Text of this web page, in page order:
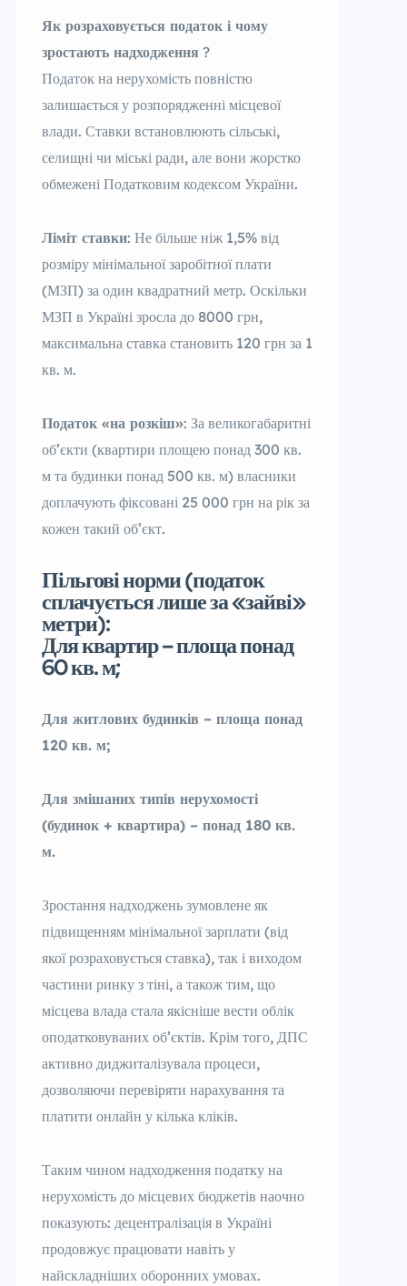
Як розраховується податок і чому
зростають надходження ?
Податок на нерухомість повністю
залишається у розпорядженні місцевої
влади. Ставки встановлюють сільські,
селищні чи міські ради, але вони жорстко
обмежені Податковим кодексом України.
Ліміт ставки: Не більше ніж 1,5% від
розміру мінімальної заробітної плати
(МЗП) за один квадратний метр. Оскільки
МЗП в Україні зросла до 8000 грн,
максимальна ставка становить 120 грн за 1
кв. м.
Податок «на розкіш»: За великогабаритні
об’єкти (квартири площею понад 300 кв.
м та будинки понад 500 кв. м) власники
доплачують фіксовані 25 000 грн на рік за
кожен такий об’єкт.
Пільгові норми (податок
сплачується лише за «зайві»
метри):
Для квартир – площа понад
60 кв. м;
Для житлових будинків – площа понад
120 кв. м;
Для змішаних типів нерухомості
(будинок + квартира) – понад 180 кв.
м.
Зростання надходжень зумовлене як
підвищенням мінімальної зарплати (від
якої розраховується ставка), так і виходом
частини ринку з тіні, а також тим, що
місцева влада стала якісніше вести облік
оподатковуваних об’єктів. Крім того, ДПС
активно диджиталізувала процеси,
дозволяючи перевіряти нарахування та
платити онлайн у кілька кліків.
Таким чином надходження податку на
нерухомість до місцевих бюджетів наочно
показують: децентралізація в Україні
продовжує працювати навіть у
найскладніших оборонних умовах.